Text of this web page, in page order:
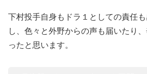
下村投手自身もドラ１としての責任
し、色々と外野からの声も届いたり
ったと思います。